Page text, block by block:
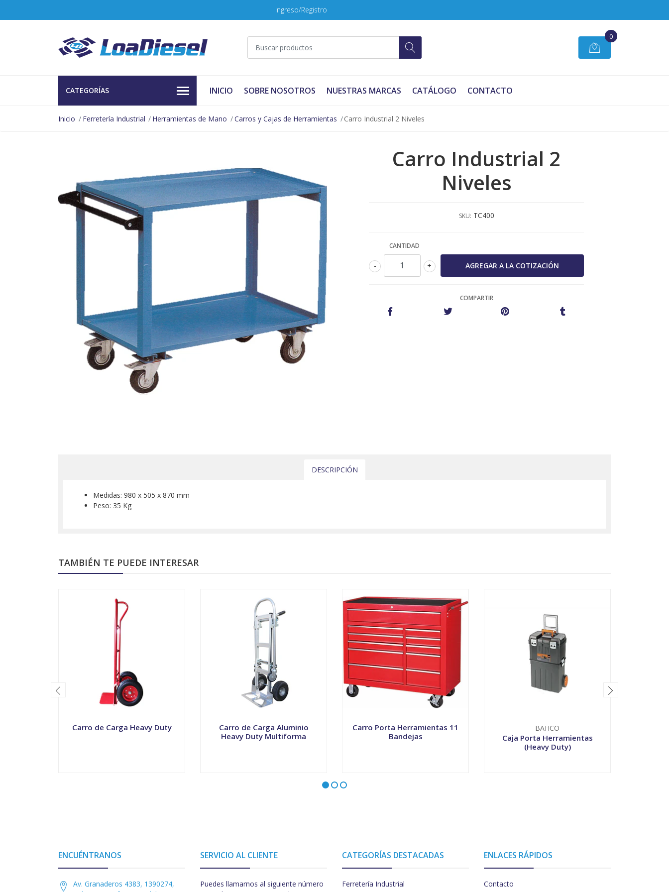
Ingreso/Registro
0
CATEGORÍAS INICIO SOBRE NOSOTROS NUESTRAS MARCAS CATÁLOGO CONTACTO
Inicio Ferretería Industrial Herramientas de Mano Carros y Cajas de Herramientas Carro Industrial 2 Niveles
Carro Industrial 2
Niveles
SKU: TC400
CANTIDAD
+
-
COMPARTIR
DESCRIPCIÓN
Medidas: 980 x 505 x 870 mm
Peso: 35 Kg
TAMBIÉN TE PUEDE INTERESAR
Carro de Carga Heavy Duty
Carro de Carga Aluminio
Heavy Duty Multiforma
Carro Porta Herramientas 11
Bandejas
BAHCO
Caja Porta Herramientas
(Heavy Duty)
ENCUÉNTRANOS
Av. Granaderos 4383, 1390274,
SERVICIO AL CLIENTE
Puedes llamarnos al siguiente número
CATEGORÍAS DESTACADAS
Ferretería Industrial
ENLACES RÁPIDOS
Contacto